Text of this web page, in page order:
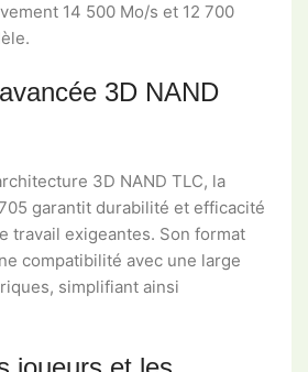
14 500 Mo/s et 12 700
3D NAND
3D NAND TLC, la
garantit durabilité et efficacité
travail exigeantes. Son format
compatibilité avec une large
simplifiant ainsi